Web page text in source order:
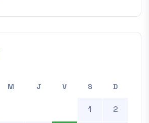
M J V S D
1 2